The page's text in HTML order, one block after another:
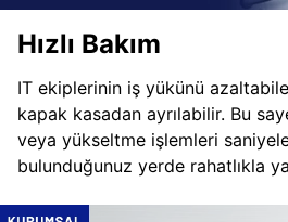
Hızlı Bakım
IT ekiplerinin iş yükünü
kapak kasadan ayrılabilir. Bu
veya yükseltme işlemleri
bulunduğunuz yerde rahatlıkla